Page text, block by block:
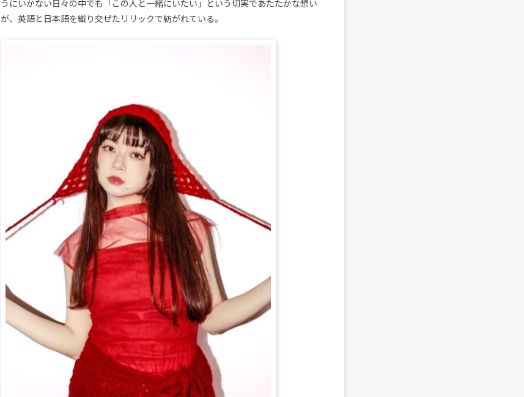
うにいかない日々の中でも「この人と一緒にいたい」という切実であたたかな想い
が、英語と日本語を織り交ぜたリリックで紡がれている。